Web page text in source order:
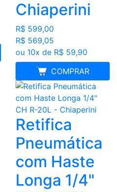
Chiaperini
R$ 599,00
R$ 569,05
ou 10x de R$ 59,90
COMPRAR
FRETE GRÁTIS
Retifica
Pneumática
com Haste
Longa 1/4"